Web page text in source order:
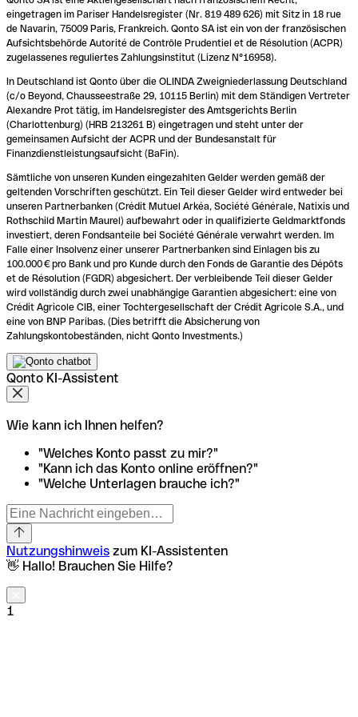
eingetragen im Pariser Handelsregister (Nr. 819 489 626) mit Sitz in 18 rue
de Navarin, 75009 Paris, Frankreich. Qonto SA ist ein von der französischen
Aufsichtsbehörde Autorité de Contrôle Prudentiel et de Résolution (ACPR)
zugelassenes reguliertes Zahlungsinstitut (Lizenz N°16958).
In Deutschland ist Qonto über die OLINDA Zweigniederlassung Deutschland
(c/o Beyond, Chausseestraße 29, 10115 Berlin) mit dem Ständigen Vertreter
Alexandre Prot tätig, im Handelsregister des Amtsgerichts Berlin
(Charlottenburg) (HRB 213261 B) eingetragen und steht unter der
gemeinsamen Aufsicht der ACPR und der Bundesanstalt für
Finanzdienstleistungsaufsicht (BaFin).
Sämtliche von unseren Kunden eingezahlten Gelder werden gemäß der
geltenden Vorschriften geschützt. Ein Teil dieser Gelder wird entweder bei
unseren Partnerbanken (Crédit Mutuel Arkéa, Société Générale, Natixis und
Rothschild Martin Maurel) aufbewahrt oder in qualifizierte Geldmarktfonds
investiert, deren Fondsanteile bei Société Générale verwahrt werden. Im
Falle einer Insolvenz einer unserer Partnerbanken sind Einlagen bis zu
100.000 € pro Bank und pro Kunde durch den Fonds de Garantie des Dépôts
et de Résolution (FGDR) abgesichert. Der verbleibende Teil dieser Gelder
wird vollständig durch zwei unabhängige Garantien abgesichert: eine von
Crédit Agricole CIB, einer Tochtergesellschaft der Crédit Agricole S.A., und
eine von BNP Paribas. (Dies betrifft die Absicherung von
Zahlungskontobeständen, nicht Qonto Investments.)
Qonto KI-Assistent
Wie kann ich Ihnen helfen?
"Welches Konto passt zu mir?"
"Kann ich das Konto online eröffnen?"
"Welche Unterlagen brauche ich?"
Nutzungshinweis zum KI-Assistenten
👋 Hallo! Brauchen Sie Hilfe?
1